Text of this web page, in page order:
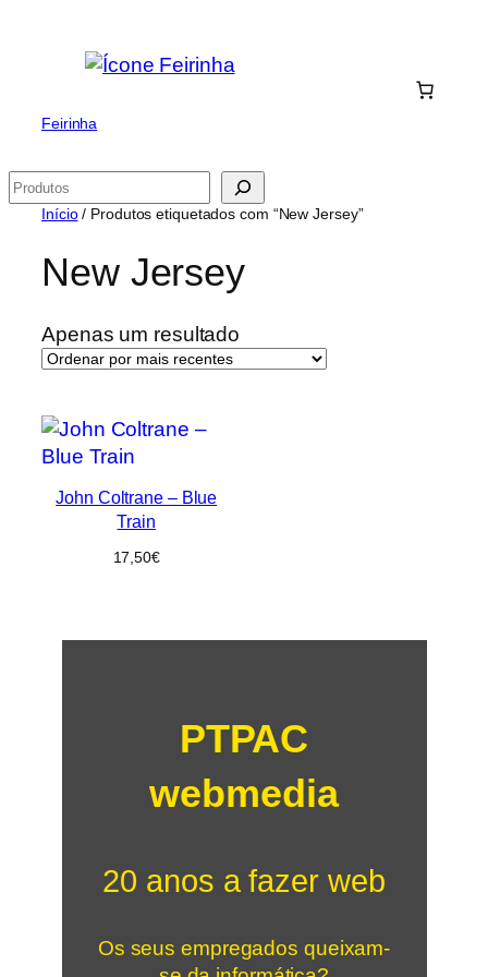
Feirinha
Pesquisar
Início/ Produtos etiquetados com “New Jersey”
New Jersey
Apenas um resultado
John Coltrane – Blue
Train
17,50€
PTPAC
webmedia
20 anos a fazer web
Os seus empregados queixam-